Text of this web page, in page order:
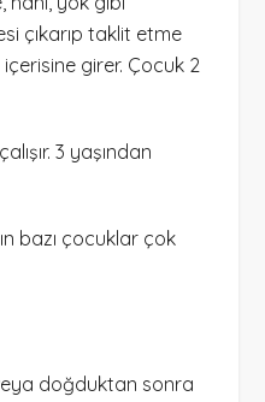
çıkarıp taklit etme
girer. Çocuk 2
3 yaşından
bazı çocuklar çok
doğduktan sonra